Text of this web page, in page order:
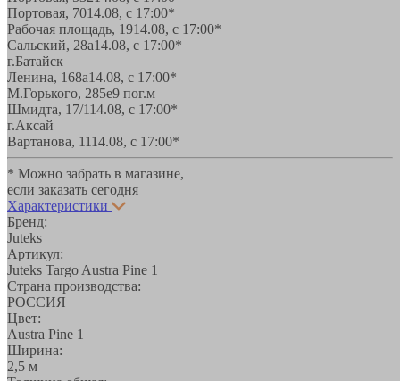
Портовая, 7014.08, с 17:00*
Рабочая площадь, 1914.08, с 17:00*
Сальский, 28a14.08, с 17:00*
г.Батайск
Ленина, 168а14.08, с 17:00*
М.Горького, 285е9 пог.м
Шмидта, 17/114.08, с 17:00*
г.Аксай
Вартанова, 1114.08, с 17:00*
* Можно забрать в магазине,
если заказать сегодня
Характеристики
Бренд:
Juteks
Артикул:
Juteks Targo Austra Pine 1
Страна производства:
РОССИЯ
Цвет:
Austra Pine 1
Ширина:
2,5 м